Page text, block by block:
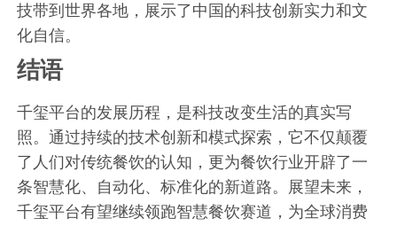
技带到世界各地，展示了中国的科技创新实力和文
化自信。
结语
千玺平台的发展历程，是科技改变生活的真实写
照。通过持续的技术创新和模式探索，它不仅颠覆
了人们对传统餐饮的认知，更为餐饮行业开辟了一
条智慧化、自动化、标准化的新道路。展望未来，
千玺平台有望继续领跑智慧餐饮赛道，为全球消费